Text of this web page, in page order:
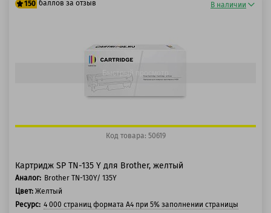
150 баллов за отзыв В наличии
Быстрый просмотр
Код товара: 50619
Картридж SP TN-135 Y для Brother, желтый
Аналог: Brother TN-130Y/ 135Y
Цвет: Желтый
Ресурс: 4 000 страниц формата А4 при 5% заполнении страницы